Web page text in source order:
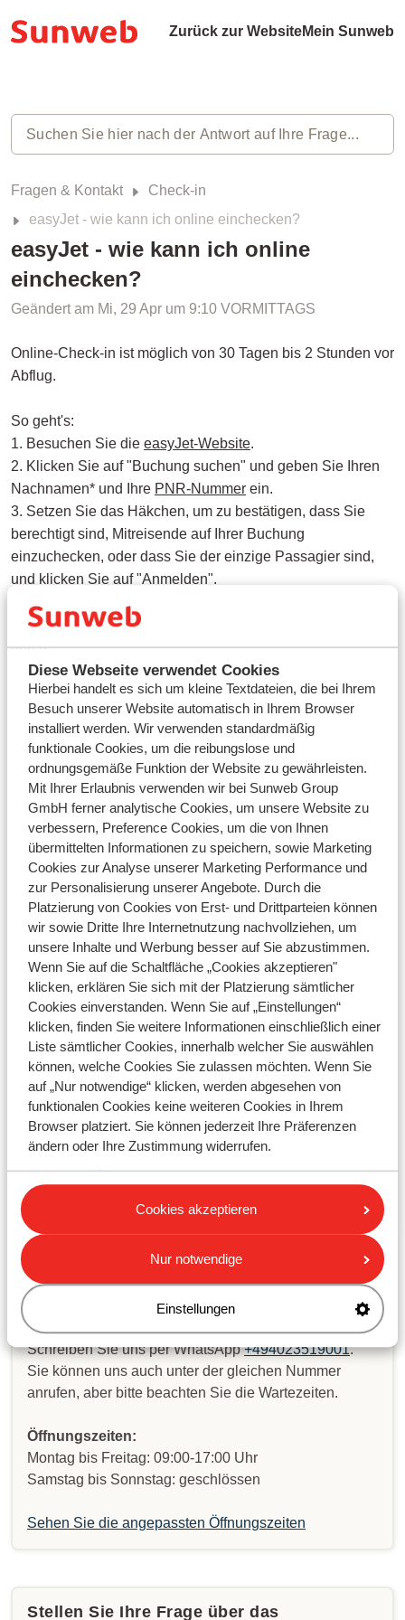
Diese Webseite verwendet Cookies
Hierbei handelt es sich um kleine Textdateien, die bei Ihrem
Besuch unserer Website automatisch in Ihrem Browser
installiert werden. Wir verwenden standardmäßig
funktionale Cookies, um die reibungslose und
ordnungsgemäße Funktion der Website zu gewährleisten.
Mit Ihrer Erlaubnis verwenden wir bei Sunweb Group
GmbH ferner analytische Cookies, um unsere Website zu
verbessern, Preference Cookies, um die von Ihnen
übermittelten Informationen zu speichern, sowie Marketing
Cookies zur Analyse unserer Marketing Performance und
zur Personalisierung unserer Angebote. Durch die
Platzierung von Cookies von Erst- und Drittparteien können
wir sowie Dritte Ihre Internetnutzung nachvollziehen, um
unsere Inhalte und Werbung besser auf Sie abzustimmen.
Wenn Sie auf die Schaltfläche „Cookies akzeptieren"
klicken, erklären Sie sich mit der Platzierung sämtlicher
Cookies einverstanden. Wenn Sie auf „Einstellungen“
klicken, finden Sie weitere Informationen einschließlich einer
Liste sämtlicher Cookies, innerhalb welcher Sie auswählen
können, welche Cookies Sie zulassen möchten. Wenn Sie
auf „Nur notwendige“ klicken, werden abgesehen von
funktionalen Cookies keine weiteren Cookies in Ihrem
Browser platziert. Sie können jederzeit Ihre Präferenzen
ändern oder Ihre Zustimmung widerrufen.
Cookies akzeptieren
Nur notwendige
Einstellungen
Zurück zur WebsiteMein Sunweb
Fragen & Kontakt
Check-in
easyJet - wie kann ich online einchecken?
easyJet - wie kann ich online
einchecken?
Geändert am Mi, 29 Apr um 9:10 VORMITTAGS
Online-Check-in ist möglich von 30 Tagen bis 2 Stunden vor
Abflug.
So geht's:
1. Besuchen Sie die easyJet-Website.
2. Klicken Sie auf "Buchung suchen" und geben Sie Ihren
Nachnamen* und Ihre PNR-Nummer ein.
3. Setzen Sie das Häkchen, um zu bestätigen, dass Sie
berechtigt sind, Mitreisende auf Ihrer Buchung
einzuchecken, oder dass Sie der einzige Passagier sind,
und klicken Sie auf "Anmelden".
Passagierdetails und führen Sie dann den Online-Check-in
durch.
* Befindet sich ein Bindestrich in Ihrem Nachnamen?
Diesen dürfen Sie beim Anmelden nicht eingeben. Beispiel:
Wenn Sie Becker-Meyer heißen, geben Sie zum Anmelden
„Becker Meyer“ ein.
Fragen zu demselben Thema
Kann ich online einchecken?
Eurowings - wie kann ich online einchecken?
Vueling - wie kann ich online einchecken?
Ähnliche Fragen
Kann ich online einchecken?
EasyJet - wie kann ich einen Sitzplatz reservieren?
Eurowings - wie kann ich online einchecken?
Vueling - wie kann ich online einchecken?
beantwortet?
Senden Sie uns eine WhatsApp oder rufen
Schreiben Sie uns per WhatsApp+494023519001.
Sie können uns auch unter der gleichen Nummer
anrufen, aber bitte beachten Sie die Wartezeiten.
Öffnungszeiten:
Montag bis Freitag: 09:00-17:00 Uhr
Samstag bis Sonnstag: geschlössen
Sehen Sie die angepassten Öffnungszeiten
Stellen Sie Ihre Frage über das